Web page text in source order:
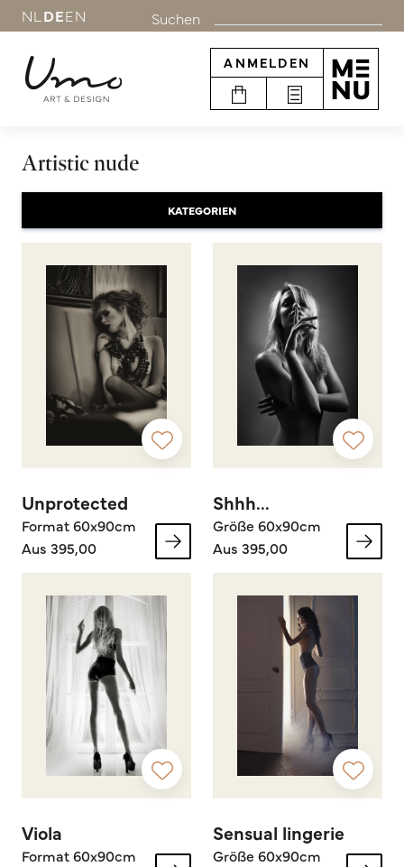
NL DEEN Suchen
ANMELDEN
Artistic nude
KATEGORIEN
Unprotected
Format 60x90cm
Aus 395,00
Shhh...
Größe 60x90cm
Aus 395,00
Viola
Format 60x90cm
Sensual lingerie
Größe 60x90cm